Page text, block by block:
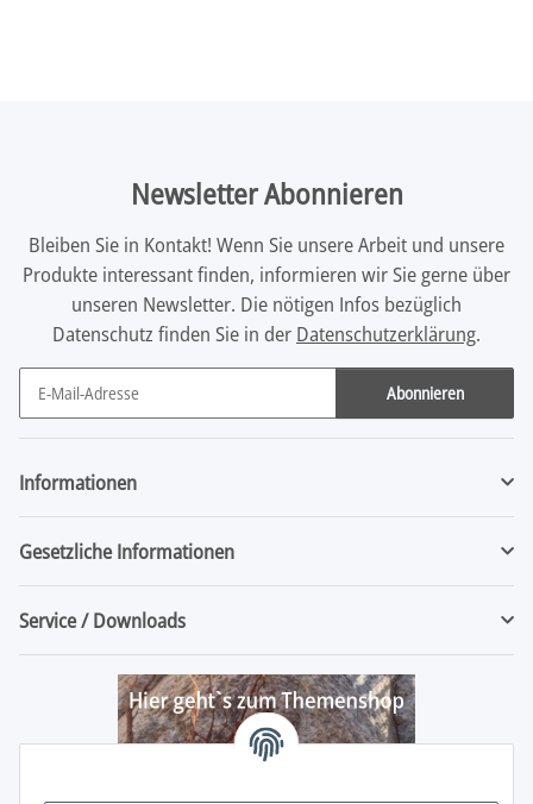
Newsletter Abonnieren
Bleiben Sie in Kontakt! Wenn Sie unsere Arbeit und unsere
Produkte interessant finden, informieren wir Sie gerne über
unseren Newsletter. Die nötigen Infos bezüglich
Datenschutz finden Sie in der Datenschutzerklärung.
Abonnieren
Newsletter Abonnieren
Informationen
Gesetzliche Informationen
Service / Downloads